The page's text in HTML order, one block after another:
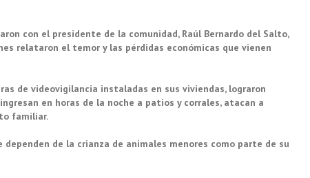
con el presidente de la comunidad, Raúl Bernardo del Salto,
relataron el temor y las pérdidas económicas que vienen
de videovigilancia instaladas en sus viviendas, lograron
en horas de la noche a patios y corrales, atacan a
familiar.
de la crianza de animales menores como parte de su